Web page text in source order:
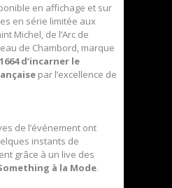
en affichage et sur
en série limitée aux
Michel, de l’Arc de
de Chambord, marque
d’incarner le
par l’excellence de
de l’événement ont
instants de
grâce à un live des
à la Mode.